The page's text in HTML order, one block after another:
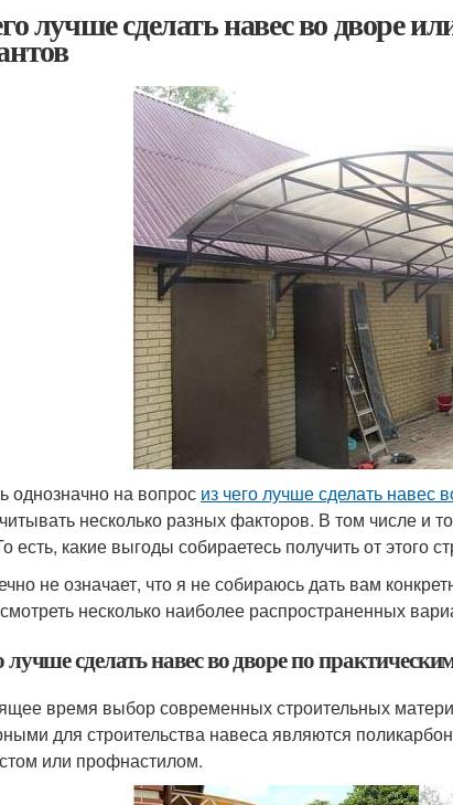
лучше сделать навес во дворе
однозначно на вопрос из чего лучше сделать навес
несколько разных факторов. В том числе и
есть, какие выгоды собираетесь получить от этого
не означает, что я не собираюсь дать вам
несколько наиболее распространенных
лучше сделать навес во дворе по
время выбор современных строительных
для строительства навеса являются
или профнастилом.